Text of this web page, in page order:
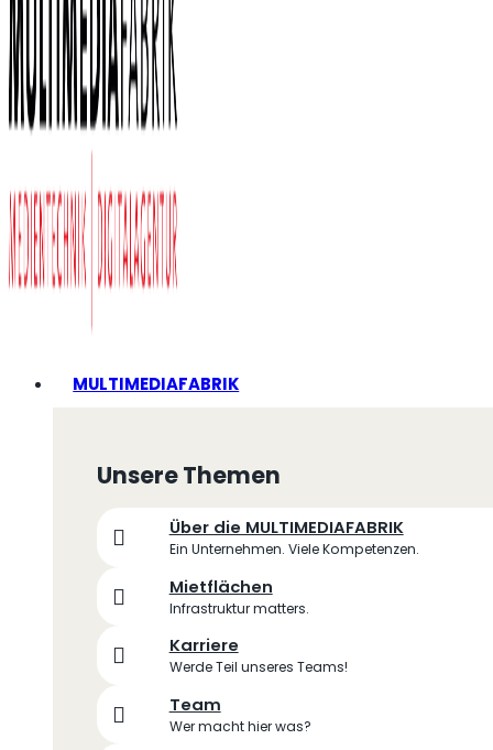
MULTIMEDIAFABRIK
Unsere Themen
Über die MULTIMEDIAFABRIK
Ein Unternehmen. Viele Kompetenzen.
Mietflächen
Infrastruktur matters.
Karriere
Werde Teil unseres Teams!
Team
Wer macht hier was?